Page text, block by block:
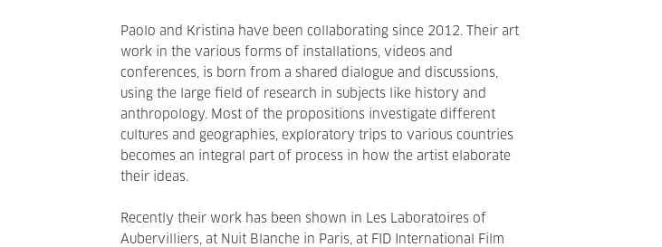
Paolo and Kristina have been collaborating since 2012. Their art
work in the various forms of installations, videos and
conferences, is born from a shared dialogue and discussions,
using the large field of research in subjects like history and
anthropology. Most of the propositions investigate different
cultures and geographies, exploratory trips to various countries
becomes an integral part of process in how the artist elaborate
their ideas.
Recently their work has been shown in Les Laboratoires of
Aubervilliers, at Nuit Blanche in Paris, at FID International Film